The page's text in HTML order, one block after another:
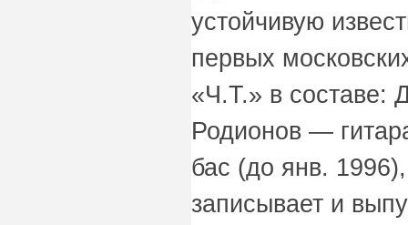
устойчивую
первых
«Ч.Т.» в
Родионов —
бас (до янв.
записывает и